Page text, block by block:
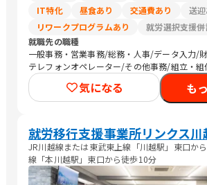
IT特化
昼食あり 交通費あり
送迎
リワークプログラムあり
就労選択支援
就職先の職種
一般事務・営業事務/総務・人事/データ入力/
テレフォンオペレーター/その他事務/組立・
業/生産・製造オペレーション/CADオペレータ
気になる も
就労移行支援事業所リンクス川
JR川越線または東武東上線「川越駅」東口か
線「本川越駅」東口から徒歩10分